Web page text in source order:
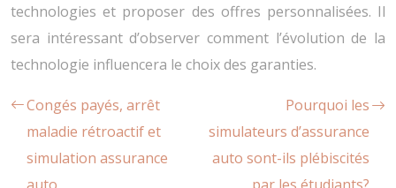
technologies et proposer des offres personnalisées. Il
sera intéressant d’observer comment l’évolution de la
technologie influencera le choix des garanties.
Congés payés, arrêt
maladie rétroactif et
simulation assurance
auto
Pourquoi les
simulateurs d’assurance
auto sont-ils plébiscités
par les étudiants?